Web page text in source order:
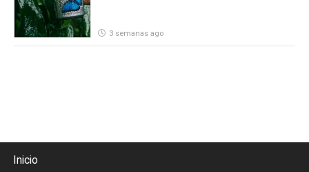
3 semanas ago
Inicio